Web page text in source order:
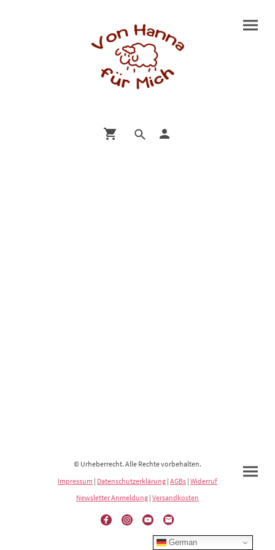
© Urheberrecht. Alle Rechte vorbehalten.
Impressum | Datenschutzerklärung | AGBs | Widerruf
Newsletter Anmeldung | Versandkosten
German